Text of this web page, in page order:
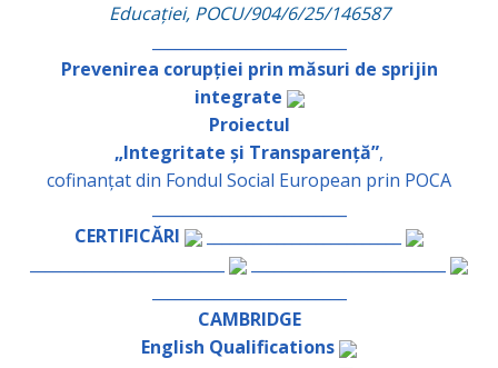
Educației, POCU/904/6/25/146587
Prevenirea corupției prin măsuri de sprijin
integrate
Proiectul
„Integritate și Transparență”,
cofinanțat din Fondul Social European prin POCA
CERTIFICĂRI
CAMBRIDGE
English Qualifications